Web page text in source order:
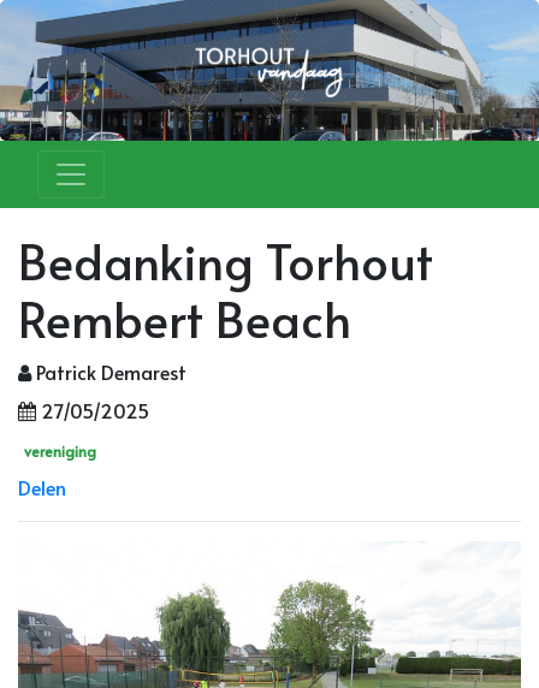
Bedanking Torhout
Rembert Beach
Patrick Demarest
27/05/2025
vereniging
Delen